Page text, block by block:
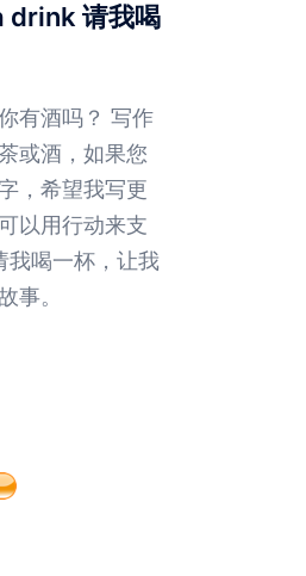
drink 请我喝
有酒吗？ 写作
或酒，如果您
，希望我写更
以用行动来支
喝一杯，让我
事。